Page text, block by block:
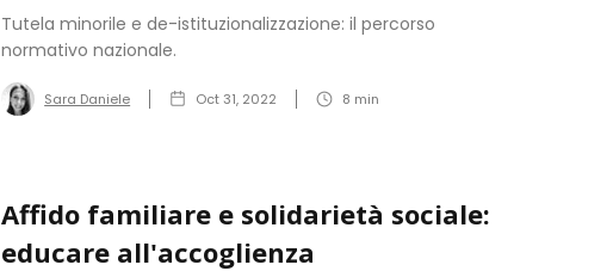
Tutela minorile e de-istituzionalizzazione: il percorso
normativo nazionale.
Sara Daniele Oct 31, 2022 8 min
Affido familiare e solidarietà sociale:
educare all'accoglienza